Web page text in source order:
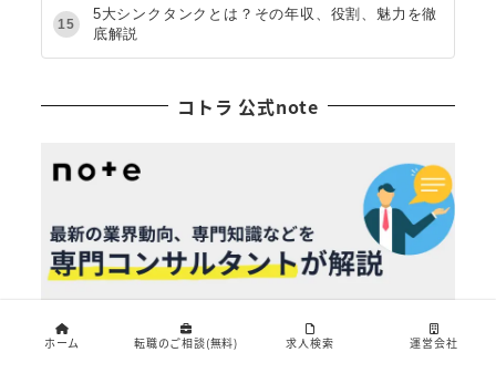
15
5大シンクタンクとは？その年収、役割、魅力を徹
底解説
コトラ 公式note
ホーム 転職のご相談(無料) 求人検索 運営会社